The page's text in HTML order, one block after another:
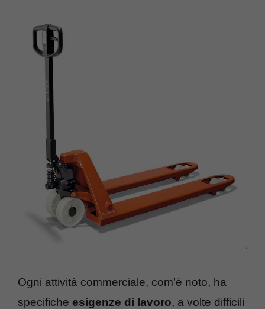
Ogni attività commerciale, com’è noto, ha
specifiche esigenze di lavoro, a volte difficili